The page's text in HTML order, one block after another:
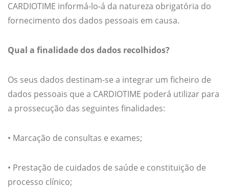
CARDIOTIME informá-lo-á da natureza obrigatória do
fornecimento dos dados pessoais em causa.
Qual a finalidade dos dados recolhidos?
Os seus dados destinam-se a integrar um ficheiro de
dados pessoais que a CARDIOTIME poderá utilizar para
a prossecução das seguintes finalidades:
• Marcação de consultas e exames;
• Prestação de cuidados de saúde e constituição de
processo clínico;